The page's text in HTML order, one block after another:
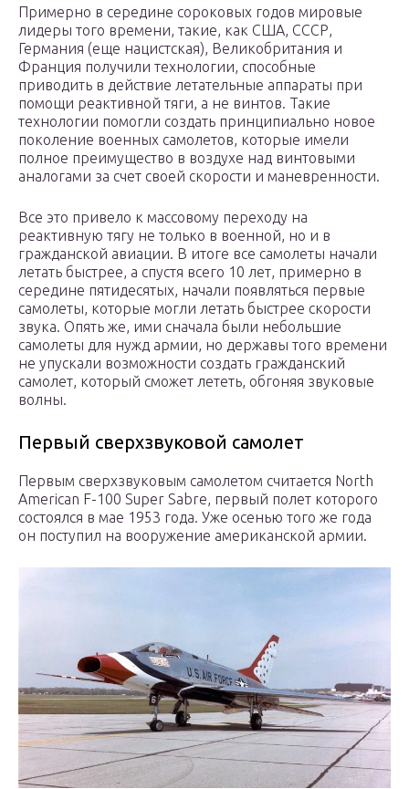
Примерно в середине сороковых годов мировые
лидеры того времени, такие, как США, СССР,
Германия (еще нацистская), Великобритания и
Франция получили технологии, способные
приводить в действие летательные аппараты при
помощи реактивной тяги, а не винтов. Такие
технологии помогли создать принципиально новое
поколение военных самолетов, которые имели
полное преимущество в воздухе над винтовыми
аналогами за счет своей скорости и маневренности.
Все это привело к массовому переходу на
реактивную тягу не только в военной, но и в
гражданской авиации. В итоге все самолеты начали
летать быстрее, а спустя всего 10 лет, примерно в
середине пятидесятых, начали появляться первые
самолеты, которые могли летать быстрее скорости
звука. Опять же, ими сначала были небольшие
самолеты для нужд армии, но державы того времени
не упускали возможности создать гражданский
самолет, который сможет лететь, обгоняя звуковые
волны.
Первый сверхзвуковой самолет
Первым сверхзвуковым самолетом считается North
American F-100 Super Sabre, первый полет которого
состоялся в мае 1953 года. Уже осенью того же года
он поступил на вооружение американской армии.